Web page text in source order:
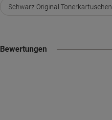
Schwarz Original Tonerkartuschen
Bewertungen